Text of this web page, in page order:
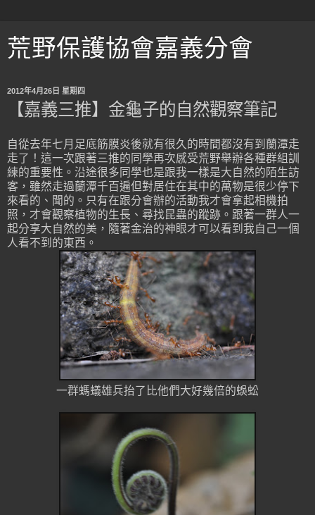
荒野保護協會嘉義分會
2012年4月26日 星期四
【嘉義三推】金龜子的自然觀察筆記
自從去年七月足底筋膜炎後就有很久的時間都沒有到蘭潭走
走了！這一次跟著三推的同學再次感受荒野舉辦各種群組訓
練的重要性。沿途很多同學也是跟我一樣是大自然的陌生訪
客，雖然走過蘭潭千百遍但對居住在其中的萬物是很少停下
來看的、聞的。只有在跟分會辦的活動我才會拿起相機拍
照，才會觀察植物的生長、尋找昆蟲的蹤跡。跟著一群人一
起分享大自然的美，隨著金治的神眼才可以看到我自己一個
人看不到的東西。
一群螞蟻雄兵抬了比他們大好幾倍的蜈蚣